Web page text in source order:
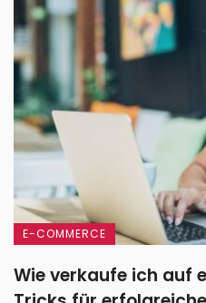
E-COMMERCE
Wie verkaufe ich auf